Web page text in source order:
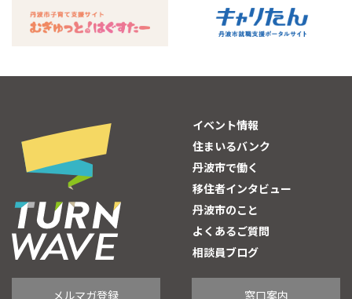
イベント情報
住まいるバンク
丹波市で働く
移住者インタビュー
丹波市のこと
よくあるご質問
相談員ブログ
メルマガ登録 窓口案内